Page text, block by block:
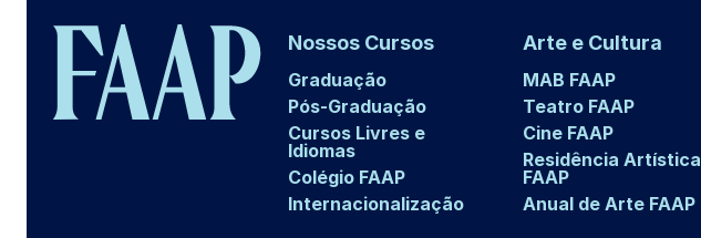
Nossos Cursos
Graduação
Pós-Graduação
Cursos Livres e
Idiomas
Colégio FAAP
Internacionalização
Arte e Cultura
MAB FAAP
Teatro FAAP
Cine FAAP
Residência Artística
FAAP
Anual de Arte FAAP